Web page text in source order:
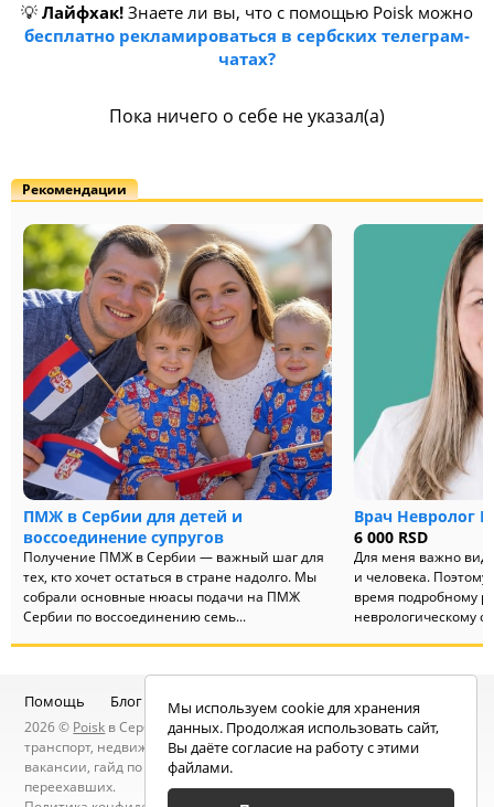
💡 Лайфхак! Знаете ли вы, что с помощью Poisk можно
бесплатно рекламироваться в сербских телеграм-
чатах?
Пока ничего о себе не указал(а)
Рекомендации
ПМЖ в Сербии для детей и
воссоединение супругов
Получение ПМЖ в Сербии — важный шаг для
тех, кто хочет остаться в стране надолго. Мы
собрали основные нюасы подачи на ПМЖ
Сербии по воссоединению семь...
Врач Невролог
6 000 RSD
Для меня важно
и человека.
время подробному
неврологическому
Помощь Блог Telegram-канал Чат
2026 © Poisk в Сербии — услуги специалистов, объявления:
транспорт, недвижимость, электроника, мебель, работа и
вакансии, гайд по Сербии, статьи, новости, посты людей, карта
переехавших.
Мы используем cookie для хранения
данных. Продолжая использовать сайт,
Вы даёте согласие на работу с этими
файлами.